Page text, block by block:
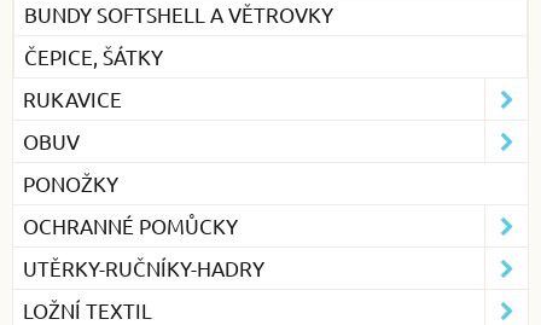
BUNDY SOFTSHELL A VĚTROVKY
ČEPICE, ŠÁTKY
RUKAVICE
OBUV
PONOŽKY
OCHRANNÉ POMŮCKY
UTĚRKY-RUČNÍKY-HADRY
LOŽNÍ TEXTIL